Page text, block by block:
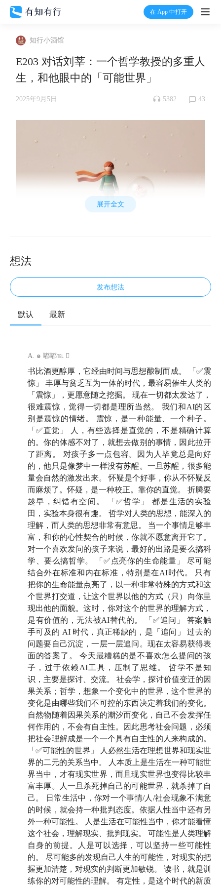
在 App 中打开
打
有知
加入我们
知行小酒馆
E203 对话刘莘：一个哲学教授的多重人
生，和他眼中的「可能世界」
2025年9月5日 5382 43
🐼 快时代里，人的好奇心与可能性。
客节目，我们关注投资，更关注怎样更好地生活。
今天这期小酒馆，我们来到了成都，在四川大学哲学教
授刘莘的书房里，和他面对面聊了场天。哲学教授这个
标签，完全不足以概括他的人生。刘莘教授的履历，就
像是几部小说叠在一起：他大学读了一年就退学，跑到
云南边境闯荡；在大山里当职业摄影师，一边给游客拍
照，一边读尼采和罗素；后来又在成都创办英语培训机
构，差点成为了四川的新东方……然而，故事的结尾，
他居然选择了回归校园，成为一名哲学教授。
听到这里，你大概已经能感受到他的人生底色——总是
跟着直觉走，总是在寻找新的可能。从水利工程到摄
影，从创业到哲学，他一路不断换轨，但每一次都走得
义无反顾。
在这期节目里，我们想和他聊的，不是学术理论，也不
是心灵鸡汤，而是一个更普遍的问题：在这个 AI 随时
能够给你答案、生活节奏越来越快的年代，我们要如何
保留那份独属于人的震惊好奇？又该怎样在现实与理想
之间，点亮属于自己的那份「定性」？
接下来，就让我们一起走进刘莘教授的书房，听听他的
人生故事，以及他关于「可能性」的思考。
🍻 本期嘉宾
刘莘：四川大学哲学与教育学教授，曾任四川大学哲学
系主任，主要研究心智哲学、道德哲学、政治哲学，译
《当代政治哲学》
。近年来关注我国的青少年基础教
育，著有：《教育的本质：<民主与教育>导读》《爱
与思：儿童文学经典解读》
《归去来兮：安徒生的童话
世界》等书。
🪁 时间轴
02:28 书比酒更醇厚，它经由时间与思想酿制而成
05:48 丰厚与贫乏互为一体的时代，最容易催生人类
的「震惊」
展开全文
想法
发布想法
默认 最新
A. ๑ 嘟嘟℡ 
书比酒更醇厚，它经由时间与思想酿制而成。 「✅震
惊」 丰厚与贫乏互为一体的时代，最容易催生人类的
「震惊」，更愿意随之挖掘。 现在一切都太发达了，
很难震惊，觉得一切都是理所当然。 我们和AI的区
别是震惊的情绪。 震惊，是一种能量、一个种子。
「✅直觉」 人，有些选择是直觉的，不是精确计算
的。你的体感不对了，就想去做别的事情，因此拉开
了距离。 对孩子多一点包容。因为人毕竟总是向好
的，他只是像梦中一样没有苏醒。一旦苏醒，很多能
量会自然的激发出来。 怀疑是个好事，你从不怀疑反
而麻烦了。怀疑，是一种校正。靠你的直觉。 折腾要
趁早，纠错有空间。 「✅哲学」 都是生活的实验
田，实验本身很有趣。 哲学对人类的思想，能深入的
理解，而人类的思想非常有意思。 当一个事情足够丰
富，和你的心性契合的时候，你就不愿意离开它了。
对一个喜欢发问的孩子来说，最好的出路是要么搞科
学、要么搞哲学。 「✅点亮你的生命能量」 尽可能
结合外在标准和内在标准，特别是在AI时代。 只有
把你的生命能量点亮了，以一种非常特殊的方式和这
个世界打交道，让这个世界以他的方式（只）向你呈
现出他的面貌。这时，你对这个的世界的理解方式，
是有价值的，无法被AI替代的。 「✅追问」 答案触
手可及的 AI 时代，真正稀缺的，是「追问」 过去的
问题要自己沉淀，一层一层追问。现在太容易获得表
面的答案了。 今天最糟糕的是不喜欢怎么提问的孩
子，过于依赖AI工具，压制了思维。 哲学不是知
识，主要是探讨、交流。 社会学，探讨价值变迁的因
果关系；哲学，想象一个变化中的世界，这个世界的
变化是由哪些我们不可控的东西决定着我们的变化。
自然物随着因果关系的潮汐而变化，自己不会发挥任
何作用的，不会有自主性。因此思考社会问题，必须
把社会理解成是一个一个具有自主性的人来构成的。
「✅可能性的世界」 人必然生活在理想世界和现实世
界的二元的关系当中。 人本质上是生活在一种可能世
界当中，才有现实世界，而且现实世界也变得比较丰
富丰厚。人一旦杀死掉自己的可能世界，就杀掉了自
己。 日常生活中，你对一个事情/人/社会现象不满意
的时候，就会持一种批判态度。依据人性当中还有另
外一种可能性。 人是生活在可能性当中，你才能看懂
这个社会，理解现实、批判现实。 可能性是人类理解
自身的前提。人是可以选择，可以坚持一些可能性
的。 尽可能多的发现自己人生的可能性，对现实的把
握更加清楚，对现实的判断更加敏锐。 读书，就是训
练你的对可能性的理解。 有定性，是这个时代的新质